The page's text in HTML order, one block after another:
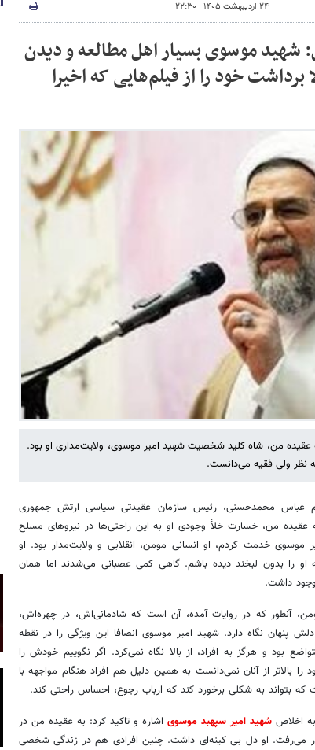
۲۴ اردیبهشت ۱۴۰۵ - ۲۲:۳۰
موسوی بسیار اهل مطالعه و دیدن
برداشت خود را از فیلم‌هایی که اخیرا
من، شاه کلید شخصیت شهید امیر موسوی، ولایت‌مداری او بود.
نظر ولی فقیه می‌دانست.
عباس محمدحسنی، رئیس سازمان عقیدتی سیاسی ارتش جمهوری
عقیده من، خسارت خلأ وجودی او به این راحتی‌ها در نیروهای مسلح
خدمت کردم، او انسانی مومن، انقلابی و ولایت‌مدار بود. او
را بدون لبخند دیده باشم. گاهی کمی عصبانی می‌شدند اما همان
داشت.
آنطور که در روایات آمده، آن است که شادمانی‌اش، در چهره‌اش،
پنهان نگاه دارد. شهید امیر موسوی انصافا این ویژگی را در نقطه
بود و هرگز به افراد، از بالا نگاه نمی‌کرد. اگر نگوییم خودش را
بالاتر از آنان نمی‌دانست به همین دلیل هم افراد هنگام مواجهه با
بتواند به شکلی برخورد کند که ارباب رجوع، احساس راحتی کند.
اخلاص شهید امیر سپهبد موسوی اشاره و تاکید کرد: به عقیده من در
می‌رفت. او دل بی کینه‌ای داشت. چنین افرادی هم در زندگی شخصی